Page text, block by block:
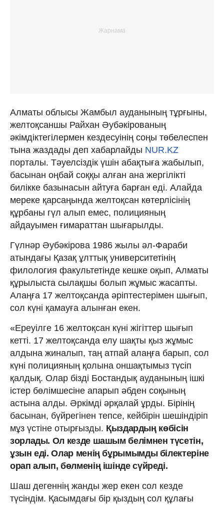
Алматы облысы Жамбыл ауданының тұрғыны,
желтоқсаншы Райхан Әубәкірованың
әкімдіктегілермен кездесуінің соңы төбелеспен
тына жаздады деп хабарлайды NUR.KZ
порталы. Тәуелсіздік үшін абақтыға жабылып,
басынан оңбай соққы алған ана жергілікті
билікке базынасын айтуға барған еді. Алайда
мереке қарсаңында желтоқсан көтерлісінің
құрбаны гүл алып емес, полицияның
айдауымен ғимараттан шығарылды.
Гүлнәр Әубәкірова 1986 жылы әл-Фараби
атындағы Қазақ ұлттық университетінің
филология факультетінде кешке оқып, Алматы
құрылыста сылақшы болып жұмыс жасапты.
Алаңға 17 желтоқсанда әріптестерімен шығып,
сол күні қамауға алынған екен.
«Ереуілге 16 желтоқсан күні жігіттер шығып
кетті. 17 желтоқсанда елу шақты қыз жұмыс
алдына жиналып, таң атпай алаңға барып, сол
күні полицияның қолына оншақтымыз түсіп
қалдық. Олар бізді Бостандық ауданының ішкі
істер бөлімшесіне апарып әбден соқының
астына алды. Әркімді әрқалай ұрды. Бірінің
басынан, бүйрегінен тепсе, кейбірін шешіндіріп
мұз үстіне отырғызды. Қыздардың көбісін
зорлады. Ол кезде шашым белімнен түсетін,
ұзын еді. Олар менің бұрымымды білектеріне
орап алып, бөлменің ішінде сүйреді.
Шаш дегеннің жанды жер екен сол кезде
түсіндім. Қасымдағы бір қыздың сол құлағы